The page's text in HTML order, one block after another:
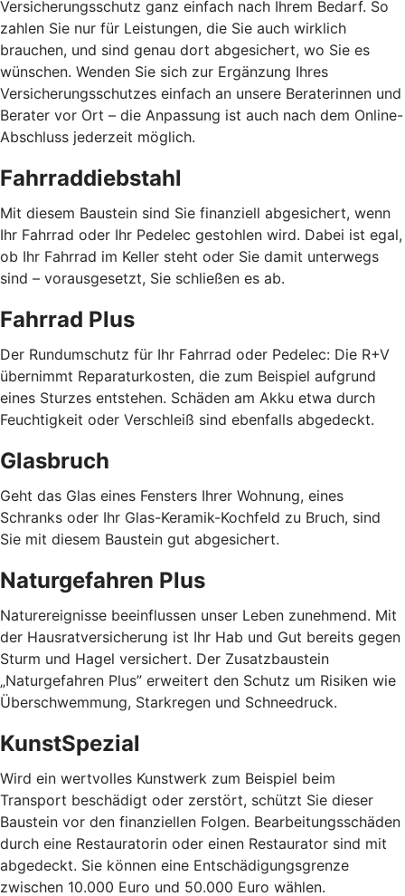
Versicherungsschutz ganz einfach nach Ihrem Bedarf. So
zahlen Sie nur für Leistungen, die Sie auch wirklich
brauchen, und sind genau dort abgesichert, wo Sie es
wünschen. Wenden Sie sich zur Ergänzung Ihres
Versicherungsschutzes einfach an unsere Beraterinnen und
Berater vor Ort – die Anpassung ist auch nach dem Online-
Abschluss jederzeit möglich.
Fahrraddiebstahl
Mit diesem Baustein sind Sie finanziell abgesichert, wenn
Ihr Fahrrad oder Ihr Pedelec gestohlen wird. Dabei ist egal,
ob Ihr Fahrrad im Keller steht oder Sie damit unterwegs
sind – vorausgesetzt, Sie schließen es ab.
Fahrrad Plus
Der Rundumschutz für Ihr Fahrrad oder Pedelec: Die R+V
übernimmt Reparaturkosten, die zum Beispiel aufgrund
eines Sturzes entstehen. Schäden am Akku etwa durch
Feuchtigkeit oder Verschleiß sind ebenfalls abgedeckt.
Glasbruch
Geht das Glas eines Fensters Ihrer Wohnung, eines
Schranks oder Ihr Glas-Keramik-Kochfeld zu Bruch, sind
Sie mit diesem Baustein gut abgesichert.
Naturgefahren Plus
Naturereignisse beeinflussen unser Leben zunehmend. Mit
der Hausratversicherung ist Ihr Hab und Gut bereits gegen
Sturm und Hagel versichert. Der Zusatzbaustein
„Naturgefahren Plus” erweitert den Schutz um Risiken wie
Überschwemmung, Starkregen und Schneedruck.
KunstSpezial
Wird ein wertvolles Kunstwerk zum Beispiel beim
Transport beschädigt oder zerstört, schützt Sie dieser
Baustein vor den finanziellen Folgen. Bearbeitungsschäden
durch eine Restauratorin oder einen Restaurator sind mit
abgedeckt. Sie können eine Entschädigungsgrenze
zwischen 10.000 Euro und 50.000 Euro wählen.